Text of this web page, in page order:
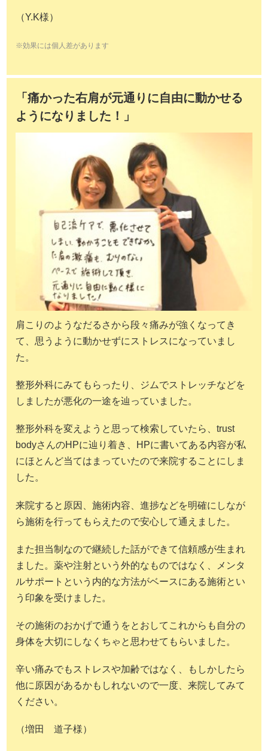
（Y.K様）
※効果には個人差があります
「痛かった右肩が元通りに自由に動かせる
ようになりました！」
肩こりのようなだるさから段々痛みが強くなってき
て、思うように動かせずにストレスになっていまし
た。
整形外科にみてもらったり、ジムでストレッチなどを
しましたが悪化の一途を辿っていました。
整形外科を変えようと思って検索していたら、trust
bodyさんのHPに辿り着き、HPに書いてある内容が私
にほとんど当てはまっていたので来院することにしま
した。
来院すると原因、施術内容、進捗などを明確にしなが
ら施術を行ってもらえたので安心して通えました。
また担当制なので継続した話ができて信頼感が生まれ
ました。薬や注射という外的なものではなく、メンタ
ルサポートという内的な方法がベースにある施術とい
う印象を受けました。
その施術のおかげで通うをとおしてこれからも自分の
身体を大切にしなくちゃと思わせてもらいました。
辛い痛みでもストレスや加齢ではなく、もしかしたら
他に原因があるかもしれないので一度、来院してみて
ください。
（増田 道子様）